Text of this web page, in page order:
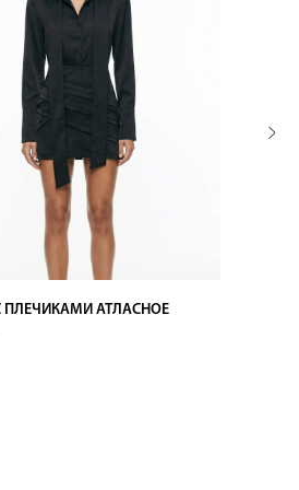
ПЛЕЧИКАМИ АТЛАСНОЕ